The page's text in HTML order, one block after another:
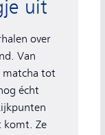
over
Van
matcha tot
écht
komt. Ze
uit